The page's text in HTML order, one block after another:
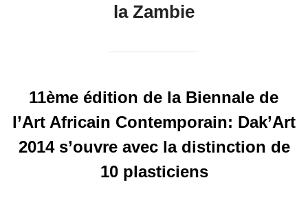
la Zambie
11ème édition de la Biennale de
l’Art Africain Contemporain: Dak’Art
2014 s’ouvre avec la distinction de
10 plasticiens